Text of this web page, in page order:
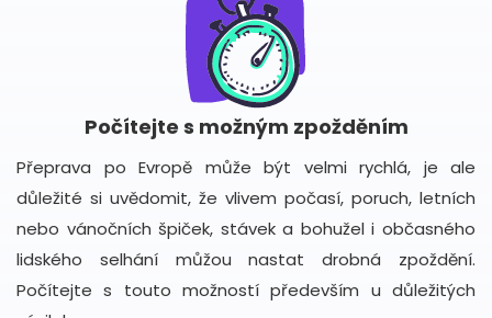
Počítejte s možným zpožděním
Přeprava po Evropě může být velmi rychlá, je ale
důležité si uvědomit, že vlivem počasí, poruch, letních
nebo vánočních špiček, stávek a bohužel i občasného
lidského selhání můžou nastat drobná zpoždění.
Počítejte s touto možností především u důležitých